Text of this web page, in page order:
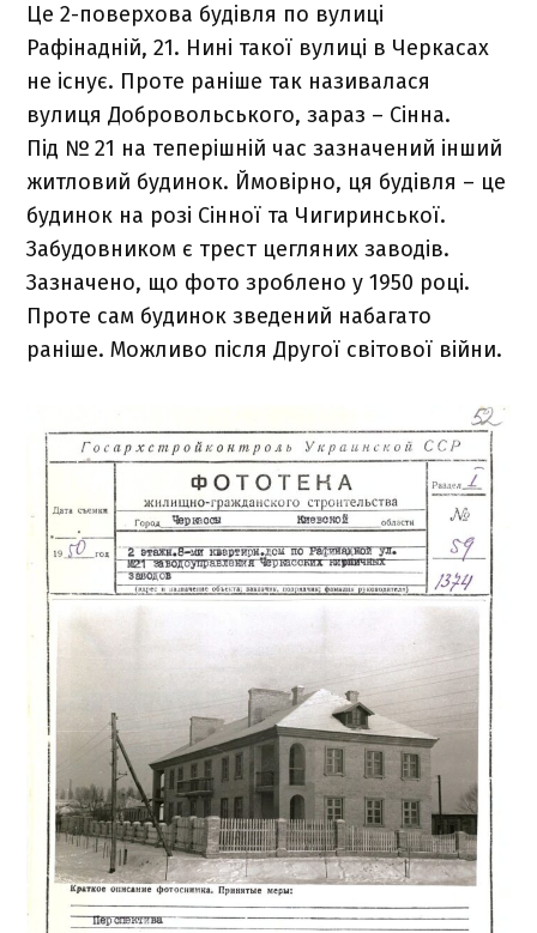
Це 2-поверхова будівля по вулиці
Рафінадній, 21. Нині такої вулиці в Черкасах
не існує. Проте раніше так називалася
вулиця Добровольського, зараз – Сінна.
Під № 21 на теперішній час зазначений інший
житловий будинок. Ймовірно, ця будівля – це
будинок на розі Сінної та Чигиринської.
Забудовником є трест цегляних заводів.
Зазначено, що фото зроблено у 1950 році.
Проте сам будинок зведений набагато
раніше. Можливо після Другої світової війни.